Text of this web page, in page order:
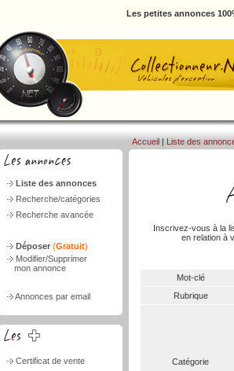
Les petites annonces
Liste des annonces
Recherche/catégories
Recherche avancée
Déposer (Gratuit)
Modifier/Supprimer
mon annonce
Annonces par email
Certificat de vente
Accueil | Liste des
Inscrivez-vous à la
en relation à
Mot-clé
Rubrique
Catégorie